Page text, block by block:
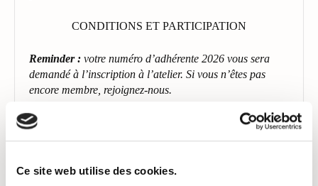
Ce site web utilise des cookies.
CONDITIONS ET PARTICIPATION
Reminder : votre numéro d’adhérente 2026 vous sera
demandé à l’inscription à l’atelier. Si vous n’êtes pas
encore membre, rejoignez-nous.
Participation financière :
votre soutien à cet atelier se
fera sur la base d’une participation de 15€ (ou plus). Nos
début de la rencontre.